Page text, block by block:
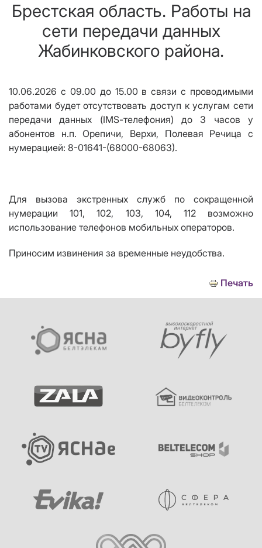
Брестская область. Работы на
сети передачи данных
Жабинковского района.
10.06.2026 с 09.00 до 15.00 в связи с проводимыми
работами будет отсутствовать доступ к услугам сети
передачи данных (IMS-телефония) до 3 часов у
абонентов н.п. Орепичи, Верхи, Полевая Речица с
нумерацией: 8-01641-(68000-68063).
Для вызова экстренных служб по сокращенной
нумерации 101, 102, 103, 104, 112 возможно
использование телефонов мобильных операторов.
Приносим извинения за временные неудобства.
Печать